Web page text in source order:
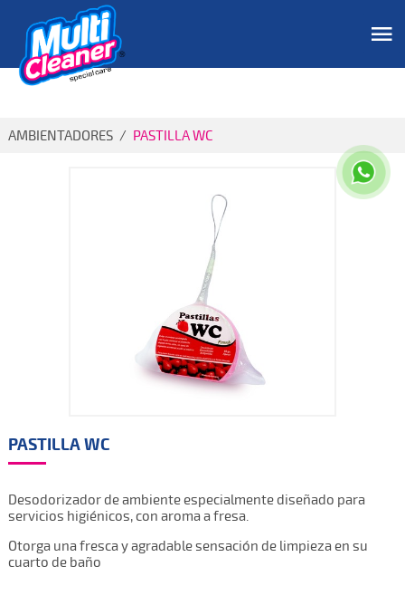
AMBIENTADORES / PASTILLA WC
PASTILLA WC
Desodorizador de ambiente especialmente diseñado para
servicios higiénicos, con aroma a fresa.
Otorga una fresca y agradable sensación de limpieza en su
cuarto de baño